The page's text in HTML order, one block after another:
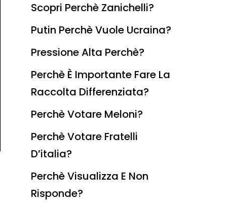
Scopri Perchè Zanichelli?
Putin Perchè Vuole Ucraina?
Pressione Alta Perchè?
Perchè È Importante Fare La
Raccolta Differenziata?
Perchè Votare Meloni?
Perchè Votare Fratelli
D’italia?
Perchè Visualizza E Non
Risponde?